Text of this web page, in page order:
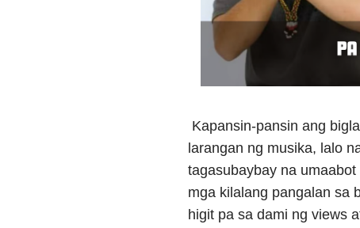
Kapansin-pansin ang
larangan ng musika, lalo
tagasubaybay na
mga kilalang pangalan sa
higit pa sa dami ng views